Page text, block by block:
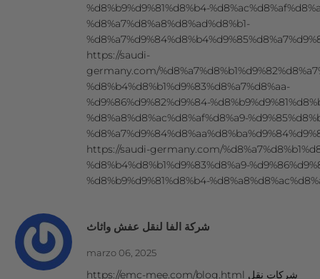
%d8%b9%d9%81%d8%b4-
%d8%a7%d8%a8%d8%ad%d8%b1-
https://saudi-
germany.com/
%d8%b4%d8%b1%d9%83%d8%a7%d8%aa-
%d9%86%d9%82%d9%84-
%d8%a8%d8%ac%d8%af%d8%a9-
https://saudi-germany.com/
%d8%b4%d8%b1%d9%83%d8%a9-
%d8%b9%d9%81%d8%b4-
شركة الفا لنقل عفش واثاث
marzo 06, 2025
https://emc-mee.com/blog.html شركات نقل